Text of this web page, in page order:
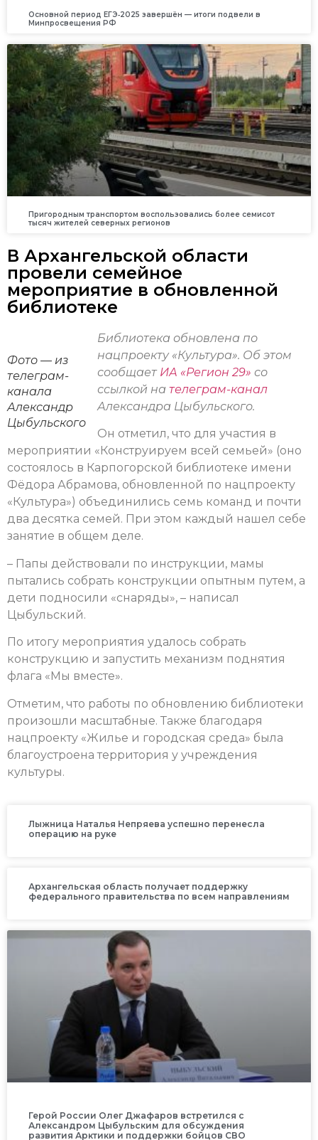
Основной период ЕГЭ‑2025 завершён — итоги подвели в
Минпросвещения РФ
Пригородным транспортом воспользовались более семисот
тысяч жителей северных регионов
В Архангельской области
провели семейное
мероприятие в обновленной
библиотеке
Фото — из
телеграм-
канала
Александр
Цыбульского
Библиотека обновлена по
нацпроекту «Культура». Об этом
сообщает ИА «Регион 29» со
ссылкой на телеграм-канал
Александра Цыбульского.
Он отметил, что для участия в
мероприятии «Конструируем всей семьей» (оно
состоялось в Карпогорской библиотеке имени
Фёдора Абрамова, обновленной по нацпроекту
«Культура») объединились семь команд и почти
два десятка семей. При этом каждый нашел себе
занятие в общем деле.
– Папы действовали по инструкции, мамы
пытались собрать конструкции опытным путем, а
дети подносили «снаряды», – написал
Цыбульский.
По итогу мероприятия удалось собрать
конструкцию и запустить механизм поднятия
флага «Мы вместе».
Отметим, что работы по обновлению библиотеки
произошли масштабные. Также благодаря
нацпроекту «Жилье и городская среда» была
благоустроена территория у учреждения
культуры.
Лыжница Наталья Непряева успешно перенесла
операцию на руке
Архангельская область получает поддержку
федерального правительства по всем направлениям
Герой России Олег Джафаров встретился с
Александром Цыбульским для обсуждения
развития Арктики и поддержки бойцов СВО